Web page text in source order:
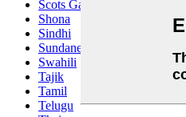
Scots Gaelic
Shona
Sindhi
Sundanese
Swahili
Tajik
Tamil
Telugu